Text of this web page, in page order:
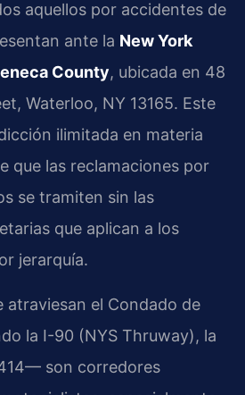
aquellos por accidentes de
ante la New York
County, ubicada en 48
Waterloo, NY 13165. Este
ilimitada en materia
que las reclamaciones por
se tramiten sin las
que aplican a los
jerarquía.
atraviesan el Condado de
la I-90 (NYS Thruway), la
son corredores